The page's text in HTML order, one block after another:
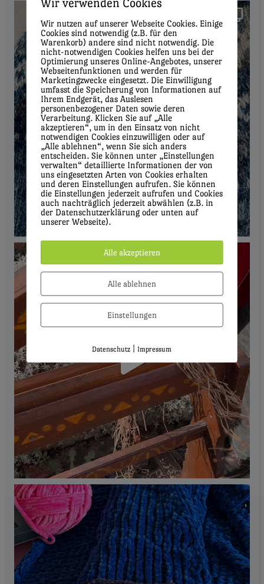
Wir nutzen auf unserer Webseite Cookies. Einige
Cookies sind notwendig (z.B. für den
Warenkorb) andere sind nicht notwendig. Die
nicht-notwendigen Cookies helfen uns bei der
Optimierung unseres Online-Angebotes, unserer
Webseitenfunktionen und werden für
Marketingzwecke eingesetzt. Die Einwilligung
umfasst die Speicherung von Informationen auf
Ihrem Endgerät, das Auslesen
personenbezogener Daten sowie deren
Verarbeitung. Klicken Sie auf „Alle
akzeptieren“, um in den Einsatz von nicht
notwendigen Cookies einzuwilligen oder auf
„Alle ablehnen“, wenn Sie sich anders
entscheiden. Sie können unter „Einstellungen
verwalten“ detaillierte Informationen der von
uns eingesetzten Arten von Cookies erhalten
und deren Einstellungen aufrufen. Sie können
die Einstellungen jederzeit aufrufen und Cookies
auch nachträglich jederzeit abwählen (z.B. in
der Datenschutzerklärung oder unten auf
unserer Webseite).
Alle akzeptieren
Alle ablehnen
Einstellungen
Datenschutz | Impressum